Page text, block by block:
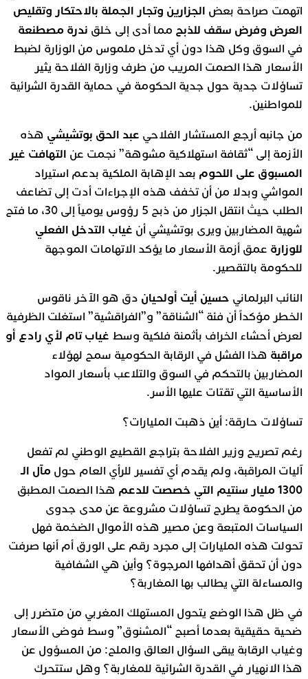
اتهمت صراحة بعض الجزارين وتجار الجملة بالاحتكار وتقليص
العرض وفرض سقف للذبح مما أدى إلى خلق ندرة مصطنعة
في السوق وكل هذا دون أي تدخل ملموس من الوزارة لضبط
الأسعار هذا الصمت المريب من طرف وزارة الفلاحة يثير
تساؤلات جدية حول جدية الحكومة في حماية القدرة الشرائية
للمواطنين.
من جانبه أرجع المستشار الفلاحي عبد الحق بوتشيشي هذه
الأزمة إلى “ثقافة استهلاكية مشوهة” نجمت عن التهافت غير
المسبوق على اللحوم بعد الإهابة الملكية بدعم استيراد
المواشي وبدلا من أن تخفف هذه الإجراءات أدت إلى تضاعف
الطلب حيث انتقل الجزار من ذبح 5 رؤوس يومياً إلى 30، ما فتح
شهية المضاربين ويرى بوتشيشي أن غياب التدخل الفعلي
للوزارة عمق أزمة الأسعار ما يؤكد الاتهامات الموجهة
للحكومة بالتقصير.
النائب البرلماني حسين أيت أولحيان دق هو الآخر ناقوس
الخطر مؤكداً أن فئة “الشناقة” و”الفراقشية” استغلت الظرفية
لعرض أحشاء الخراف بأثمنة فلكية وسط غياب تام لأي رادع أو
مراقبة هذا الفشل في الرقابة الحكومية سمح لهؤلاء
المضاربين بالتحكم في السوق والتلاعب بأسعار المواد
الأساسية التي تقتات عليها الأسر.
تساؤلات حارقة: أين ذهبت المليارات؟
رغم تصريح وزير الفلاحة بتراجع القطيع الوطني لم تفعل
آليات المراقبة، ولم يقدم أي تفسير للرأي العام حول مآل الـ
1300 مليار سنتيم التي خصصت للدعم
هذا الصمت المطبق
من الحكومة يطرح تساؤلات مشروعة عن مدى جدوى
السياسات المتبعة وعن مصير هذه الأموال الضخمة فهل
تحولت هذه المليارات إلى مجرد رقم على الورق أم أنها صرفت
دون أن تحقق أهدافها المرجوة؟ وأين هي الشفافية
والمساءلة التي يطالب بها المغاربة؟
في ظل هذا الوضع يتحول المستهلك المغربي من متضرر إلى
ضحية حقيقية بعدما أصبح “المشنوق” وسط فوضى الأسعار
وغياب الرقابة يبقى السؤال العالق والملح: من المسؤول عن
هذا الانهيار في القدرة الشرائية للمغاربة؟ وهل ستتحرك